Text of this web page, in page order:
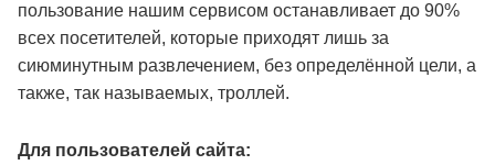
пользование нашим сервисом останавливает до 90%
всех посетителей, которые приходят лишь за
сиюминутным развлечением, без определённой цели, а
также, так называемых, троллей.
Для пользователей сайта: